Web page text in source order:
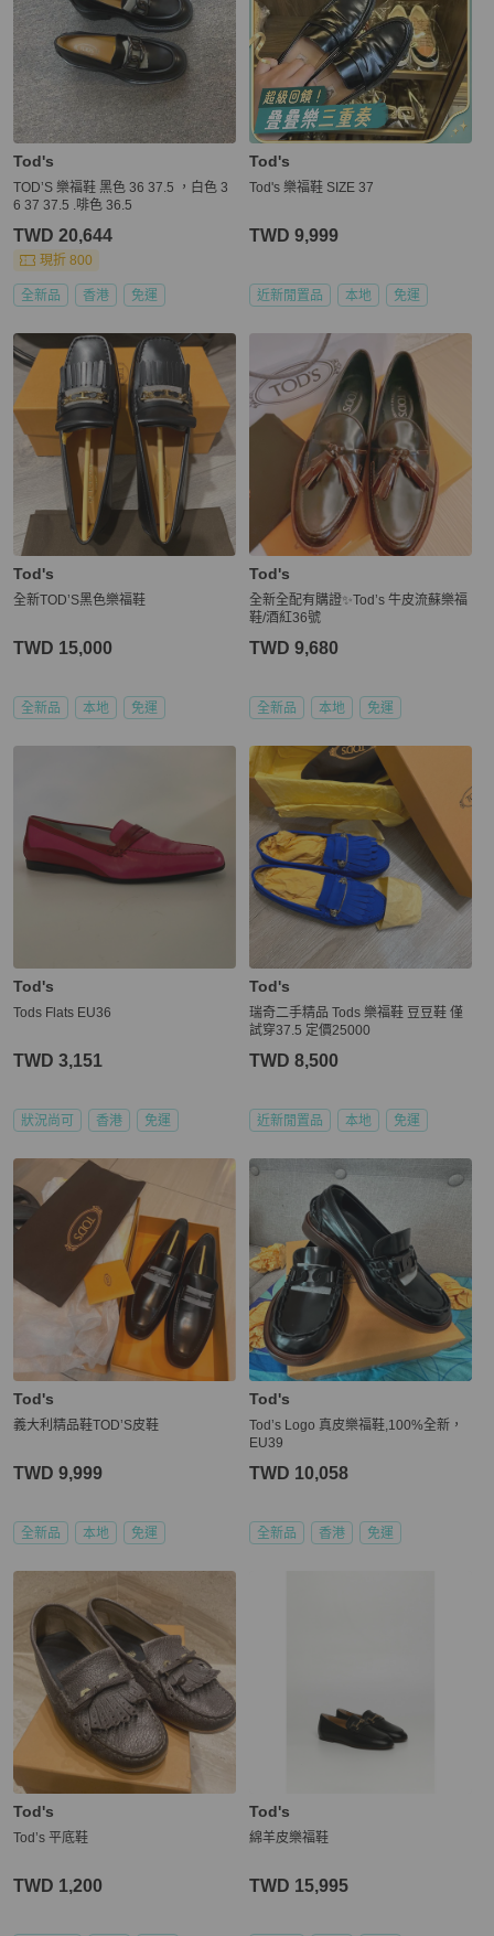
Tod's
TOD’S 樂福鞋 黑色 36 37.5 ，白色 3
6 37 37.5 .啡色 36.5
TWD 20,644
現折 800
全新品 香港 免運
Tod's
Tod's 樂福鞋 SIZE 37
TWD 9,999
近新閒置品 本地 免運
Tod's
全新TOD’S黑色樂福鞋
TWD 15,000
全新品 本地 免運
Tod's
全新全配有購證✨Tod’s 牛皮流蘇樂福
鞋/酒紅36號
TWD 9,680
全新品 本地 免運
Tod's
Tods Flats EU36
TWD 3,151
狀況尚可 香港 免運
Tod's
瑞奇二手精品 Tods 樂福鞋 豆豆鞋 僅
試穿37.5 定價25000
TWD 8,500
近新閒置品 本地 免運
Tod's
義大利精品鞋TOD’S皮鞋
TWD 9,999
全新品 本地 免運
Tod's
Tod’s Logo 真皮樂福鞋,100%全新，
EU39
TWD 10,058
全新品 香港 免運
Tod's
Tod’s 平底鞋
TWD 1,200
Tod's
綿羊皮樂福鞋
TWD 15,995